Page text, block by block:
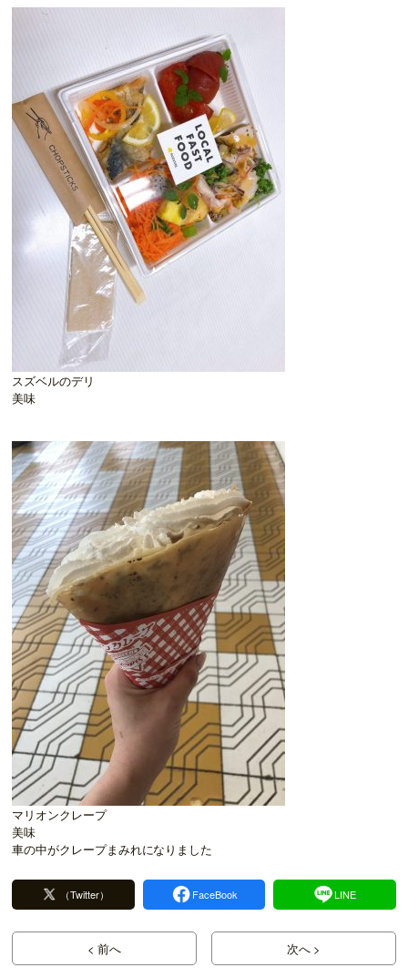
スズベルのデリ
美味
マリオンクレープ
美味
車の中がクレープまみれになりました
（Twitter） FaceBook LINE
< 前へ 次へ >